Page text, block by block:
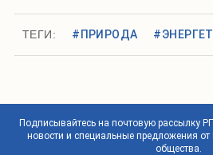
ТЕГИ: #ПРИРОДА
Подписывайтесь на почтовую рассылку
новости и специальные предложения от
общества.